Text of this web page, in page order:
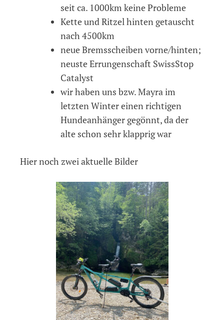
seit ca. 1000km keine Probleme
Kette und Ritzel hinten getauscht
nach 4500km
neue Bremsscheiben vorne/hinten;
neuste Errungenschaft SwissStop
Catalyst
wir haben uns bzw. Mayra im
letzten Winter einen richtigen
Hundeanhänger gegönnt, da der
alte schon sehr klapprig war
Hier noch zwei aktuelle Bilder